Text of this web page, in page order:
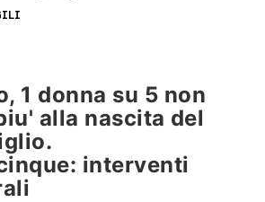
1 donna su 5 non
alla nascita del
interventi